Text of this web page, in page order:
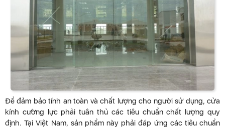
Để đảm bảo tính an toàn và chất lượng cho người sử dụng, cửa
kính cường lực phải tuân thủ các tiêu chuẩn chất lượng quy
định. Tại Việt Nam, sản phẩm này phải đáp ứng các tiêu chuẩn